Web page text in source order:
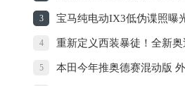
匹 百公里4.3秒！
3 宝马纯电动IX3低伪谍照曝
栅 续航超400KM
4 重新定义西装暴徒！全新奥
将亮相：尾灯史上最帅
5 本田今年推奥德赛混动版